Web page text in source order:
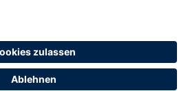
Miroslava Pastvová